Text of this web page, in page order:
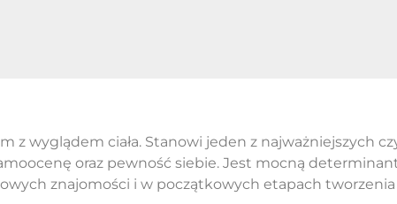
z wyglądem ciała. Stanowi jeden z najważniejszych
oraz pewność siebie. Jest mocną
znajomości i w początkowych etapach tworzenia